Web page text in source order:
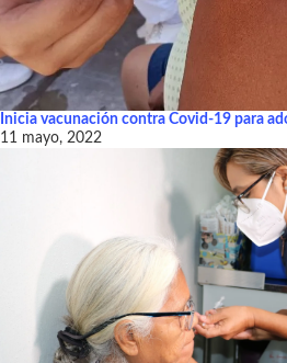
Inicia vacunación contra Covid-19 para
11 mayo, 2022